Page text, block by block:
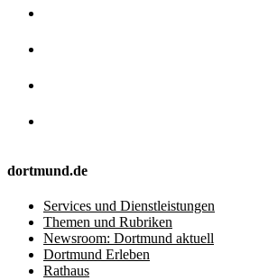
dortmund.de
Services und Dienstleistungen
Themen und Rubriken
Newsroom: Dortmund aktuell
Dortmund Erleben
Rathaus